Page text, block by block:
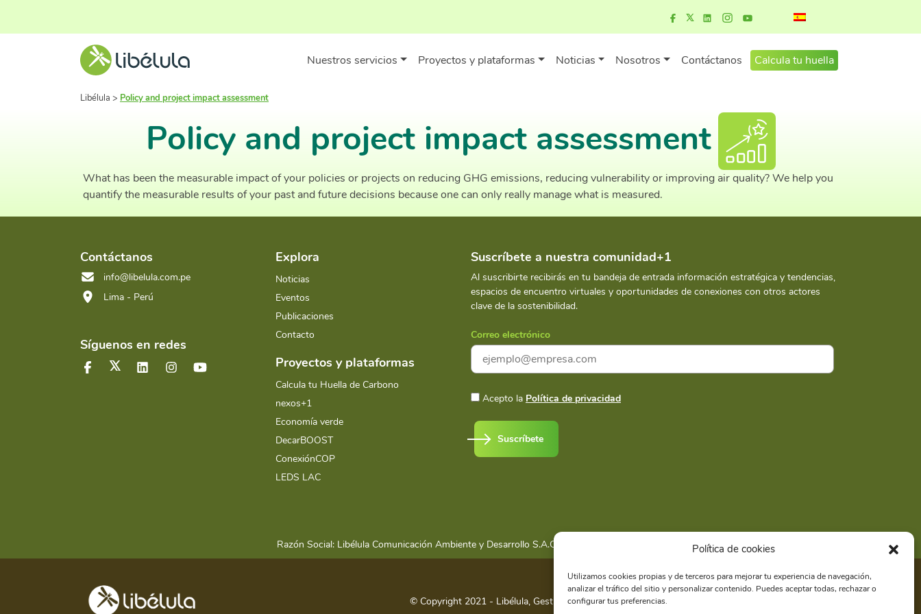
Política de cookies
Utilizamos cookies propias y de terceros para mejorar tu experiencia de navegación,
analizar el tráfico del sitio y personalizar contenido. Puedes aceptar todas, rechazar o
configurar tus preferencias.
Nuestros servicios Proyectos y plataformas Noticias Nosotros Contáctanos Calcula tu huella
Libélula > Policy and project impact assessment
Policy and project impact assessment
What has been the measurable impact of your policies or projects on reducing GHG emissions, reducing vulnerability or improving air quality? We help you
quantify the measurable results of your past and future decisions because one can only really manage what is measured.
Contáctanos
info@libelula.com.pe
Lima - Perú
Síguenos en redes
Explora
Noticias
Eventos
Publicaciones
Contacto
Proyectos y plataformas
Calcula tu Huella de Carbono
nexos+1
Economía verde
DecarBOOST
ConexiónCOP
LEDS LAC
Suscríbete a nuestra comunidad+1
Al suscribirte recibirás en tu bandeja de entrada información estratégica y tendencias,
espacios de encuentro virtuales y oportunidades de conexiones con otros actores
clave de la sostenibilidad.
Correo electrónico
Acepto la Política de privacidad
Suscríbete
Razón Social: Libélula Comunicación Ambiente y Desarrollo S.A.C.
© Copyright 2021 - Libélula, Gestión en Cambio Climático y Comunicación |